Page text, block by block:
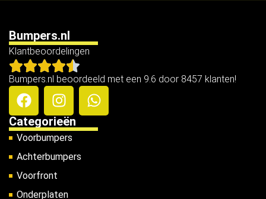
Bumpers.nl
Klantbeoordelingen
Bumpers.nl beoordeeld met een 9.6 door 8457 klanten!
Categorieën
Voorbumpers
Achterbumpers
Voorfront
Onderplaten